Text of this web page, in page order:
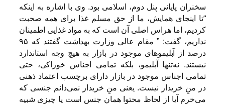
سخنران پایانی پنل دوم، اسلامی بود. وی با اشاره به اینکه
“تا اینجای همایش، ما از حق مسلم غذا برای همه صحبت
کردیم، اما هراس اصلی آن است که به مواد غذایی اطمینان
نداریم، گفت: ” مقام عالی وزارت بهداشت گفتند که ۹۵
درصد از آبلیموهای موجود در بازار به هیچ وجه استاندارد
نیستند. نه‌تنها آبلیمو، بلکه تمامی اجناس خوراکی، حتی
تمامی اجناس موجود در بازار دارای برچسب اعتماد ذهنی
در منِ خریدار نیست. یعنی منِ خریدار نمی‌دانم جنسی که
می‌خرم آیا از لحاظ محتوا همان جنس است یا چیزی شبیه